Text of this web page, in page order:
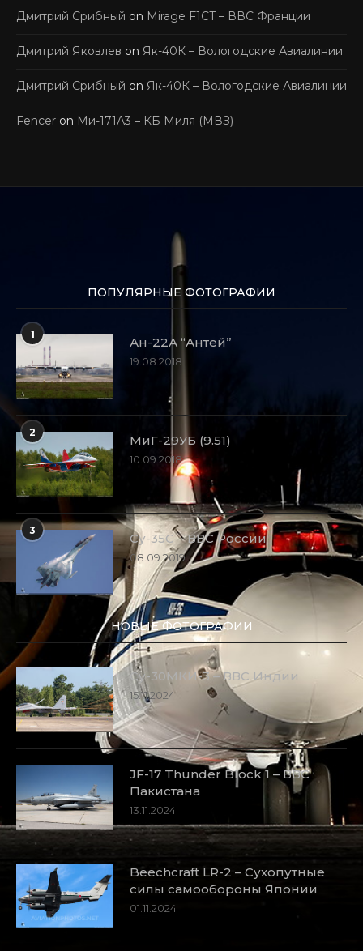
Дмитрий Срибный on Mirage F1CT – ВВС Франции
Дмитрий Яковлев on Як-40К – Вологодские Авиалинии
Дмитрий Срибный on Як-40К – Вологодские Авиалинии
Fencer on Ми-171А3 – КБ Миля (МВЗ)
ПОПУЛЯРНЫЕ ФОТОГРАФИИ
1
Ан-22А “Антей”
19.08.2018
2
МиГ-29УБ (9.51)
10.09.2018
3
Су-35С – ВВС России
08.09.2019
НОВЫЕ ФОТОГРАФИИ
Су-30МКИ-3 – ВВС Индии
15.11.2024
JF-17 Thunder Block 1 – ВВС
Пакистана
13.11.2024
Beechcraft LR-2 – Сухопутные
силы самообороны Японии
01.11.2024